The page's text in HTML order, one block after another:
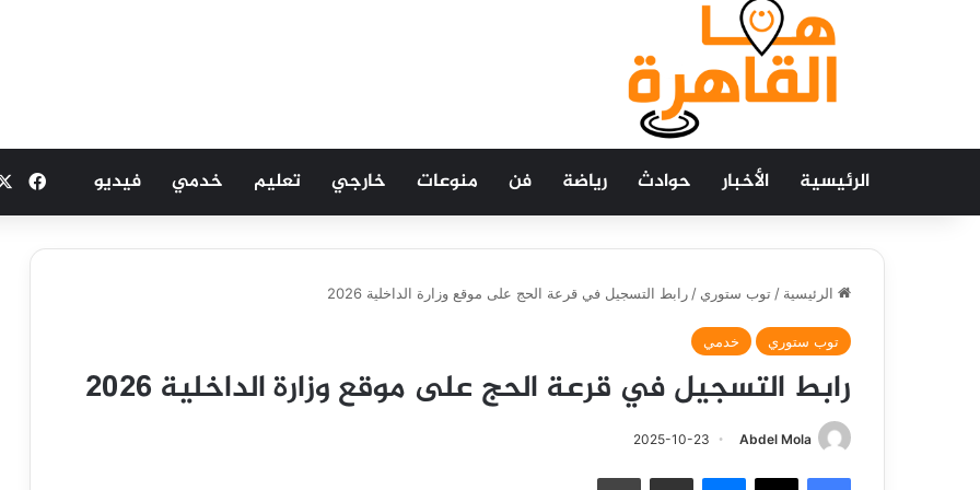
الرئيسية الأخبار حوادث رياضة فن منوعات خارجي تعليم خدمي فيديو
الرئيسية / توب ستوري / رابط التسجيل في قرعة الحج على موقع وزارة الداخلية 2026
توب ستوري خدمي
رابط التسجيل في قرعة الحج على موقع وزارة الداخلية 2026
Abdel Mola
2025-10-23
فيسبوك ‫X ماسنجر مشاركة عبر البريد طباعة